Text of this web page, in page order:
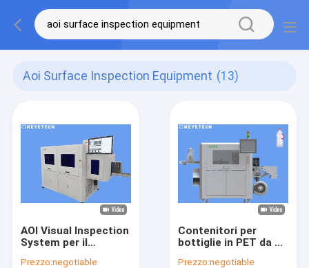
Aoi Surface Inspection Equipment (13)
AOI Visual Inspection
System per il
Prezzo:negotiable
Contenitori per
bottiglie in PET da 1
Prezzo:negotiable